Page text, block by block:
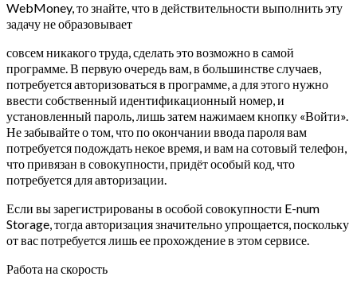
WebMoney, то знайте, что в действительности выполнить эту
задачу не образовывает
совсем никакого труда, сделать это возможно в самой
программе. В первую очередь вам, в большинстве случаев,
потребуется авторизоваться в программе, а для этого нужно
ввести собственный идентификационный номер, и
установленный пароль, лишь затем нажимаем кнопку «Войти».
Не забывайте о том, что по окончании ввода пароля вам
потребуется подождать некое время, и вам на сотовый телефон,
что привязан в совокупности, придёт особый код, что
потребуется для авторизации.
Если вы зарегистрированы в особой совокупности E-num
Storage, тогда авторизация значительно упрощается, поскольку
от вас потребуется лишь ее прохождение в этом сервисе.
Работа на скорость